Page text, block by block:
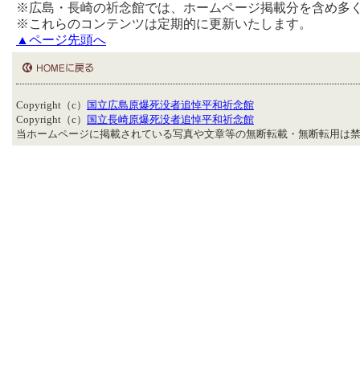
※広島・長崎の祈念館では、ホームページ掲載分を含め多
※これらのコンテンツは定期的に更新いたします。
▲ページ先頭へ
Copyright（c）
国立広島原爆死没者追悼平和祈念館
Copyright（c）
国立長崎原爆死没者追悼平和祈念館
当ホームページに掲載されている写真や文章等の無断転載・無断転用は